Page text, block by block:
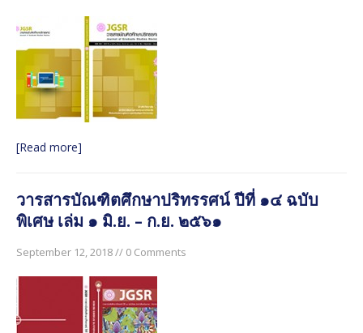
[Read more]
วารสารบัณฑิตศึกษาปริทรรศน์ ปีที่ ๑๔ ฉบับ
พิเศษ เล่ม ๑ มิ.ย. – ก.ย. ๒๕๖๑
September 12, 2018 // 0 Comments